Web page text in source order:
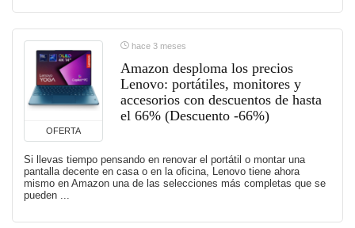
OFERTA
hace 3 meses
Amazon desploma los precios
Lenovo: portátiles, monitores y
accesorios con descuentos de hasta
el 66% (Descuento -66%)
Si llevas tiempo pensando en renovar el portátil o montar una
pantalla decente en casa o en la oficina, Lenovo tiene ahora
mismo en Amazon una de las selecciones más completas que se
pueden ...